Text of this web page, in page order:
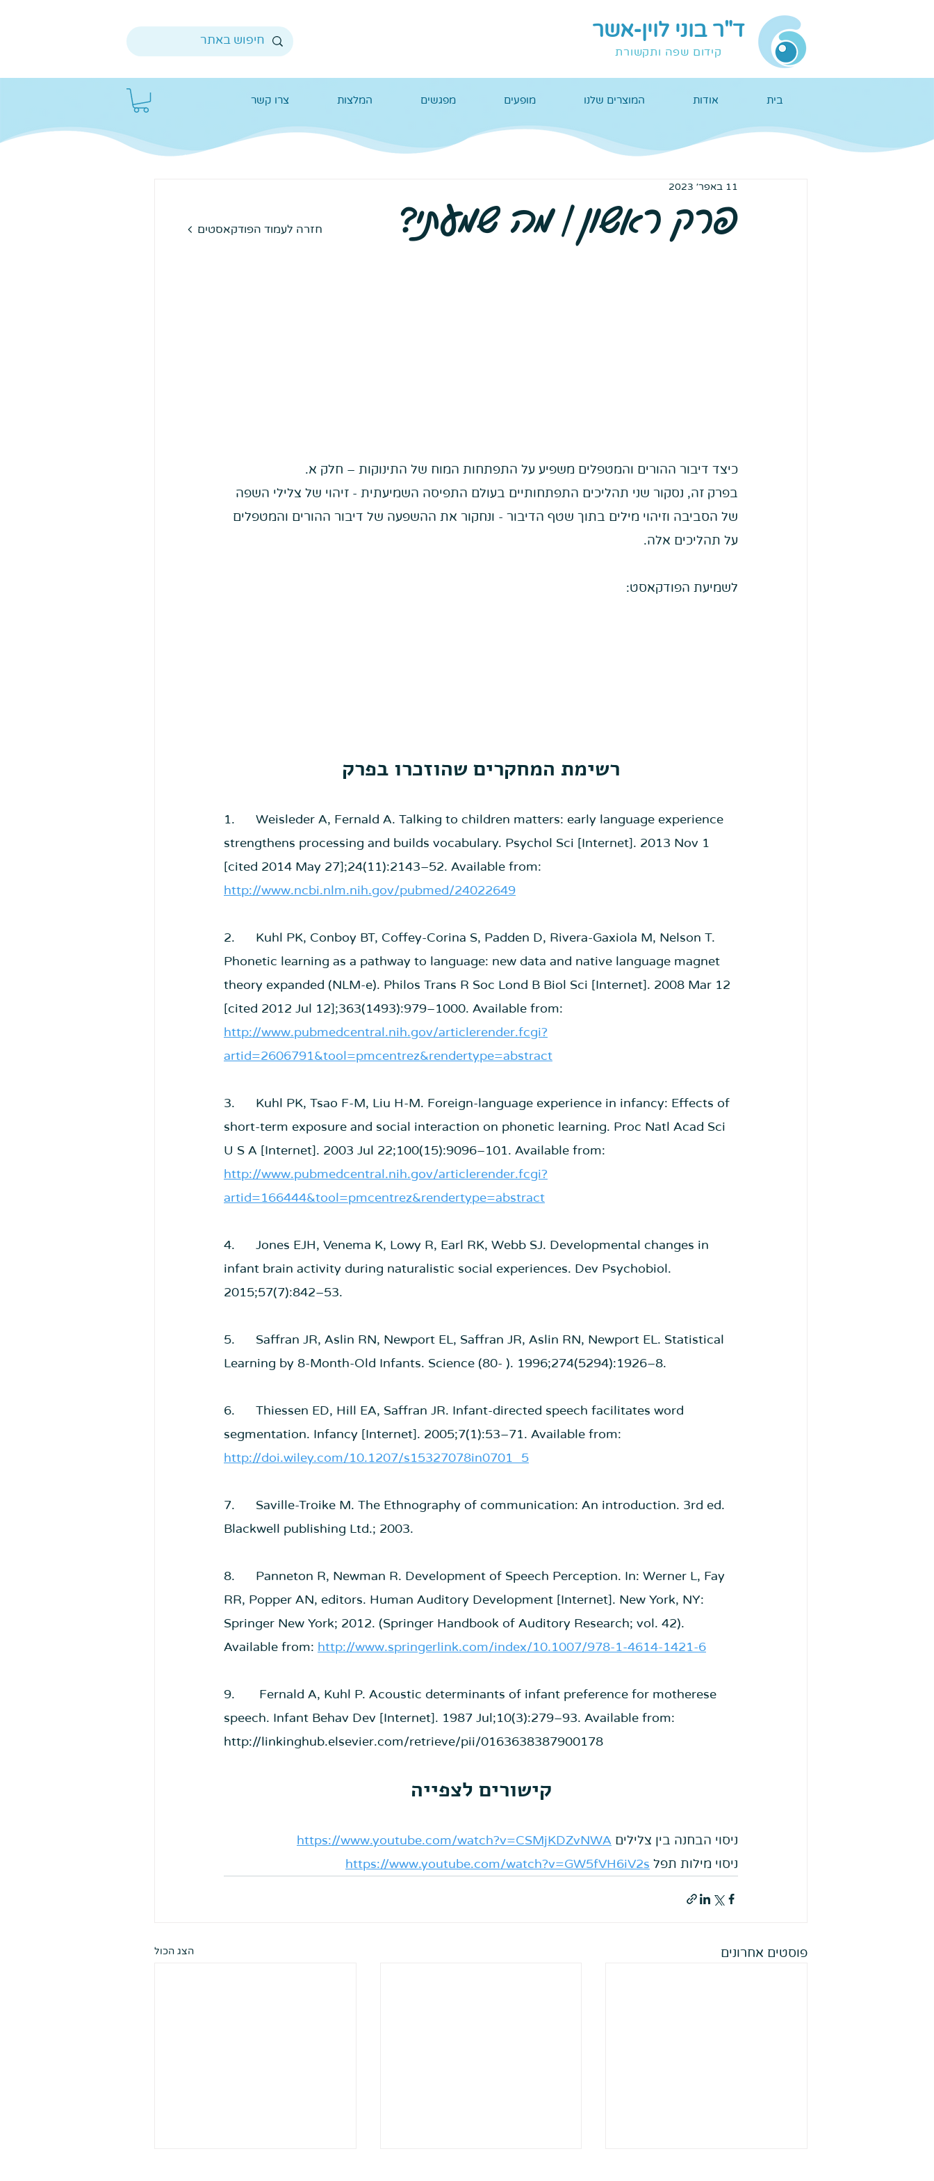
ד"ר בוני לוין-אשר
קידום שפה ותקשורת
בית אודות המוצרים שלנו מופעים מפגשים המלצות צרו קשר
פרק ראשון | מה שמעתי?
11 באפר׳ 2023
כיצד דיבור ההורים והמטפלים משפיע על התפתחות המוח של התינוקות – חלק א.
בפרק זה, נסקור שני תהליכים התפתחותיים בעולם התפיסה השמיעתית - זיהוי של צלילי השפה
של הסביבה וזיהוי מילים בתוך שטף הדיבור - ונחקור את ההשפעה של דיבור ההורים והמטפלים
על תהליכים אלה.
לשמיעת הפודקאסט:
רשימת המחקרים שהוזכרו בפרק
1.      Weisleder A, Fernald A. Talking to children matters: early language experience
strengthens processing and builds vocabulary. Psychol Sci [Internet]. 2013 Nov 1
[cited 2014 May 27];24(11):2143–52. Available from:
http://www.ncbi.nlm.nih.gov/pubmed/24022649
2.      Kuhl PK, Conboy BT, Coffey-Corina S, Padden D, Rivera-Gaxiola M, Nelson T.
Phonetic learning as a pathway to language: new data and native language magnet
theory expanded (NLM-e). Philos Trans R Soc Lond B Biol Sci [Internet]. 2008 Mar 12
[cited 2012 Jul 12];363(1493):979–1000. Available from:
http://www.pubmedcentral.nih.gov/articlerender.fcgi?
artid=2606791&tool=pmcentrez&rendertype=abstract
3.      Kuhl PK, Tsao F-M, Liu H-M. Foreign-language experience in infancy: Effects of
short-term exposure and social interaction on phonetic learning. Proc Natl Acad Sci
U S A [Internet]. 2003 Jul 22;100(15):9096–101. Available from:
http://www.pubmedcentral.nih.gov/articlerender.fcgi?
artid=166444&tool=pmcentrez&rendertype=abstract
4.      Jones EJH, Venema K, Lowy R, Earl RK, Webb SJ. Developmental changes in
infant brain activity during naturalistic social experiences. Dev Psychobiol.
2015;57(7):842–53.
5.      Saffran JR, Aslin RN, Newport EL, Saffran JR, Aslin RN, Newport EL. Statistical
Learning by 8-Month-Old Infants. Science (80- ). 1996;274(5294):1926–8.
6.      Thiessen ED, Hill EA, Saffran JR. Infant-directed speech facilitates word
segmentation. Infancy [Internet]. 2005;7(1):53–71. Available from:
http://doi.wiley.com/10.1207/s15327078in0701_5
7.      Saville-Troike M. The Ethnography of communication: An introduction. 3rd ed.
Blackwell publishing Ltd.; 2003.
8.      Panneton R, Newman R. Development of Speech Perception. In: Werner L, Fay
RR, Popper AN, editors. Human Auditory Development [Internet]. New York, NY:
Springer New York; 2012. (Springer Handbook of Auditory Research; vol. 42).
Available from: http://www.springerlink.com/index/10.1007/978-1-4614-1421-6
9.       Fernald A, Kuhl P. Acoustic determinants of infant preference for motherese
speech. Infant Behav Dev [Internet]. 1987 Jul;10(3):279–93. Available from:
http://linkinghub.elsevier.com/retrieve/pii/0163638387900178
קישורים לצפייה
https://www.youtube.com/watch?v=CSMjKDZvNWA ניסוי הבחנה בין צלילים
https://www.youtube.com/watch?v=GW5fVH6iV2s ניסוי מילות תפל
פוסטים אחרונים הצג הכול
חזרה לעמוד הפודקאסטים